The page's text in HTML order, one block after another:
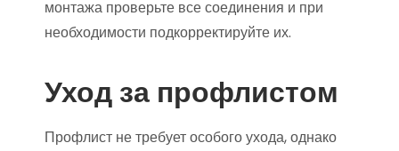
монтажа проверьте все соединения и при
необходимости подкорректируйте их.
Уход за профлистом
Профлист не требует особого ухода, однако